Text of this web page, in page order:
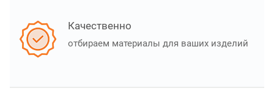
Качественно
отбираем материалы для ваших изделий